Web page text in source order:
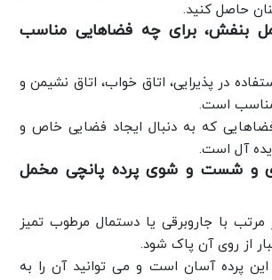
حاصل کنید.
بنفش، برای چه فضاهایی مناسب
در پذیرایی، اتاق خواب، اتاق نشیمن و
است.
فضاهایی که به دنبال ایجاد فضایی خاص و
آل است.
و شست و شوی پرده پانچی مخمل
مرتب با جاروبرقی یا دستمال مرطوب تمیز
از روی آن پاک شود.
پرده آسان است و می توانید آن را به